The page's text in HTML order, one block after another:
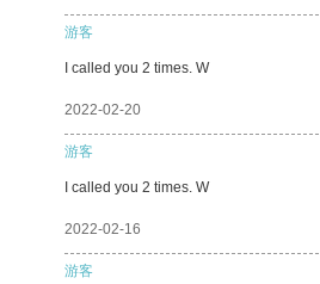
游客
I called you 2 times. W
2022-02-20
游客
I called you 2 times. W
2022-02-16
游客